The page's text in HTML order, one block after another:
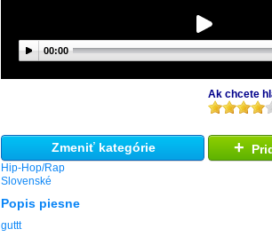
00:00
Ak chcete
Zmeniť kategórie
Hip-Hop/Rap
Slovenské
+
Popis piesne
guttt